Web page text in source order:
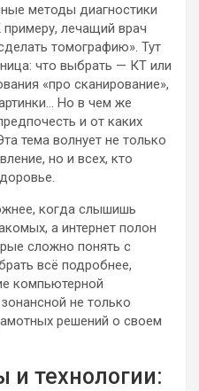
методы диагностики
примеру, лечащий врач
томографию». Тут
что выбрать — КТ или
«про сканирование»,
Но в чем же
и от каких
тема волнует не только
но и всех, кто
когда слышишь
а интернет полон
сложно понять с
всё подробнее,
компьютерной
не только
решений о своем
и технологии: